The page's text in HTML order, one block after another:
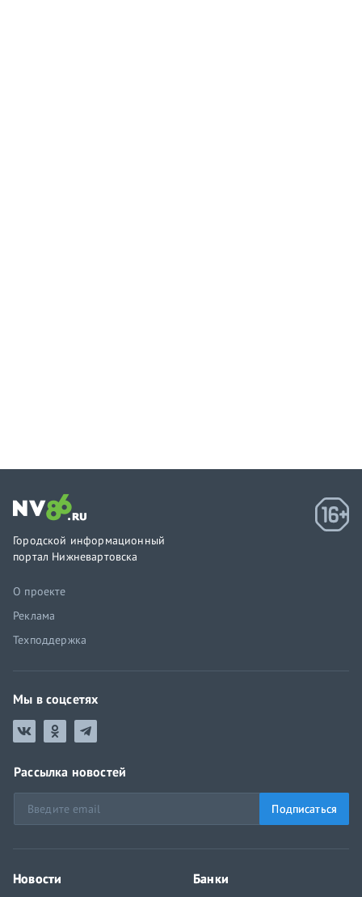
Городской информационный
портал Нижневартовска
О проекте
Реклама
Техподдержка
Мы в соцсетях
Рассылка новостей
Подписаться
Новости Банки